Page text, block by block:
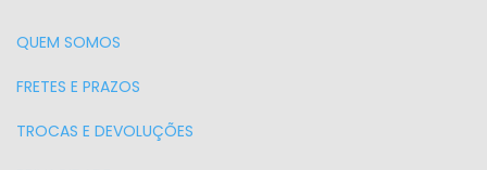
QUEM SOMOS
FRETES E PRAZOS
TROCAS E DEVOLUÇÕES